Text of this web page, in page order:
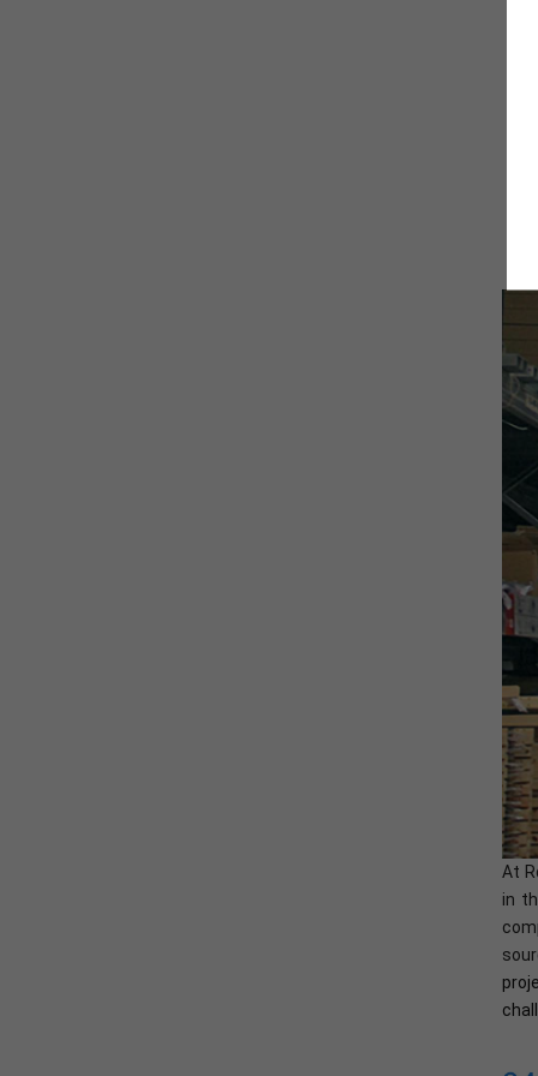
At
in